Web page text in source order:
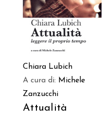
CARRELLO
Chiara Lubich
A cura di: Michele
Zanzucchi
Attualità